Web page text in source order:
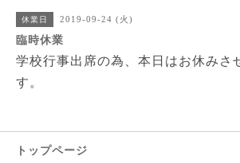
休業日 2019-09-24 (火)
臨時休業
学校行事出席の為、本日はお休みさ
す。
トップページ